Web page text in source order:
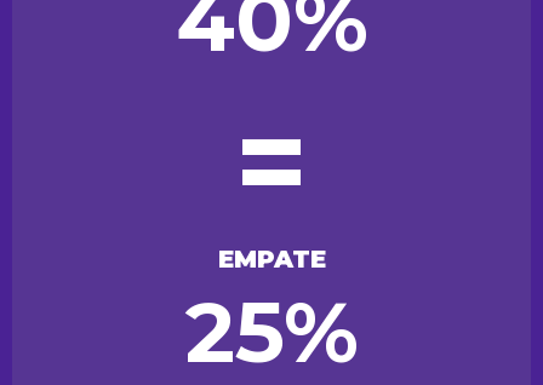
=
EMPATE
25%